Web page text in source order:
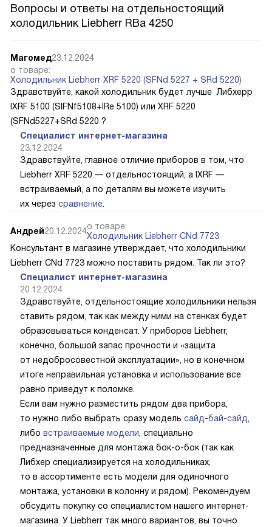
Вопросы и ответы на отдельностоящий
холодильник Liebherr RBa 4250
Магомед23.12.2024
о товаре:
Холодильник Liebherr XRF 5220 (SFNd 5227 + SRd 5220)
Здравствуйте, какой холодильник будет лучше Либхерр
IXRF 5100 (SIFNf5108+IRe 5100) или XRF 5220
(SFNd5227+SRd 5220 ?
Специалист интернет-магазина
23.12.2024
Здравствуйте, главное отличие приборов в том, что
Liebherr XRF 5220 — отдельностоящий, а IXRF —
встраиваемый, а по деталям вы можете изучить
их через сравнение.
Андрей20.12.2024о товаре:
Холодильник Liebherr CNd 7723
Консультант в магазине утверждает, что холодильники
Liebherr CNd 7723 можно поставить рядом. Так ли это?
Специалист интернет-магазина
20.12.2024
Здравствуйте, отдельностоящие холодильники нельзя
ставить рядом, так как между ними на стенках будет
образовываться конденсат. У приборов Liebherr,
конечно, большой запас прочности и «защита
от недобросовестной эксплуатации», но в конечном
итоге неправильная установка и использование все
равно приведут к поломке.
Если вам нужно разместить рядом два прибора,
то нужно либо выбрать сразу модель сайд-бай-сайд,
либо встраиваемые модели, специально
предназначенные для монтажа бок-о-бок (так как
Либхер специализируется на холодильниках,
то в ассортименте есть модели для одиночного
монтажа, установки в колонну и рядом). Рекомендуем
обсудить покупку со специалистом нашего интернет-
магазина. У Liebherr так много вариантов, вы точно